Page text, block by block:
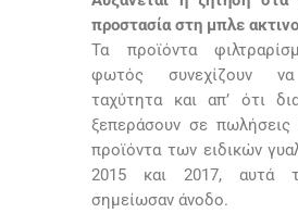
προστασία στη μπλε
Τα προϊόντα
φωτός συνεχίζουν να
ταχύτητα και απ’ ότι
ξεπεράσουν σε πωλήσεις
προϊόντα των ειδικών
2015 και 2017, αυτά
σημείωσαν άνοδο.